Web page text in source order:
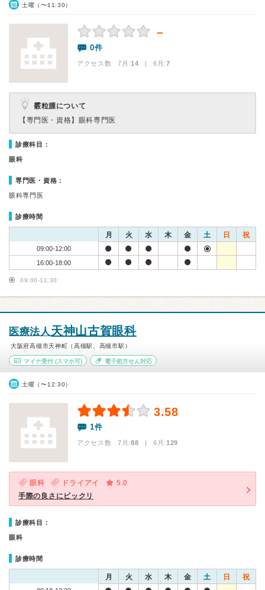
土曜（〜11:30）
－
0件
アクセス数 7月:14 | 6月:7
霰粒腫について
【専門医・資格】 眼科専門医
診療科目：
眼科
専門医・資格：
眼科専門医
診療時間
月 火 水 木 金 土 日 祝
09:00-12:00
16:00-18:00
09:00-11:30
医療法人天神山古賀眼科
大阪府高槻市天神町（高槻駅、高槻市駅）
マイナ受付 (スマホ可) 電子処方せん対応
土曜（〜12:30）
3.58
1件
アクセス数 7月:88 | 6月:129
眼科 ドライアイ
5.0
手際の良さにビックリ
診療科目：
眼科
診療時間
月 火 水 木 金 土 日 祝